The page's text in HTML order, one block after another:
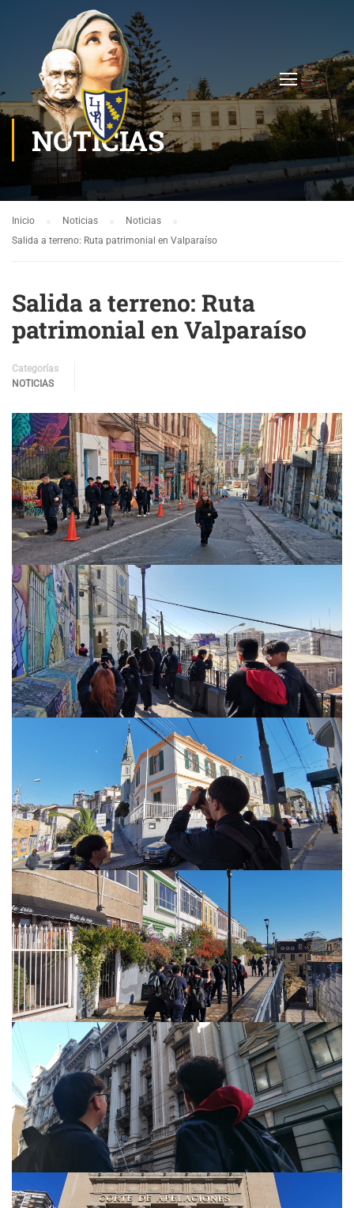
NOTICIAS
Inicio Noticias
Noticias
Salida a terreno: Ruta patrimonial en Valparaíso
Salida a terreno: Ruta
patrimonial en Valparaíso
Categorías
NOTICIAS